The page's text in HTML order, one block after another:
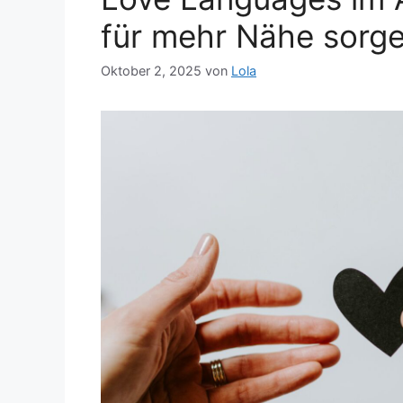
für mehr Nähe
Oktober 2, 2025 von Lola